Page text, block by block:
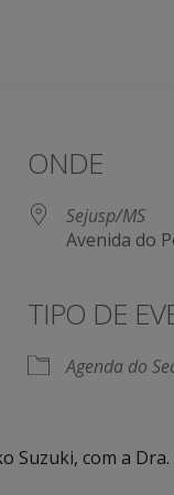
ONDE
Sejusp/MS
Avenida do
TIPO DE
Agenda do
com a